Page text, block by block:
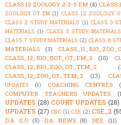
CLASS 12 ZOOLOGY 2-3-5 EM (4) CLASS
ZOOLOGY OT EM (1) CLASS 12 ZOOLOGY
CLASS 2 STUDY MATERIALS (1) CLASS 3
MATERIALS (1) CLASS 5 STUDY MATERIALS
CLASS 7 STUDY MATERIALS (2) CLASS 8
MATERIALS
(3)
CLASS_12_BIO_BOT_OT_EM_2
(10)
CLASS_12_BIO_ZOO_OT_TEM_2
CLASS_12_ZOO_OT_TEM_2
(13)
UPDATES
(1) COACHING CENTRES
COMPUTER TEACHERS UPDATES
UPDATES (28) COURT UPDATES (28)
UPDATES (27) CRC (1) CSE (2) CSE_2
D.A G.O (5) D.A NEWS (8) DEE (11)